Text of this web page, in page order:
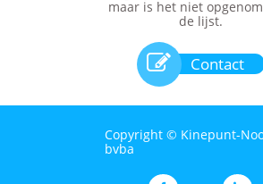
maar is het niet
de lijst.
Contact

Copyright © Kinepunt-
bvba